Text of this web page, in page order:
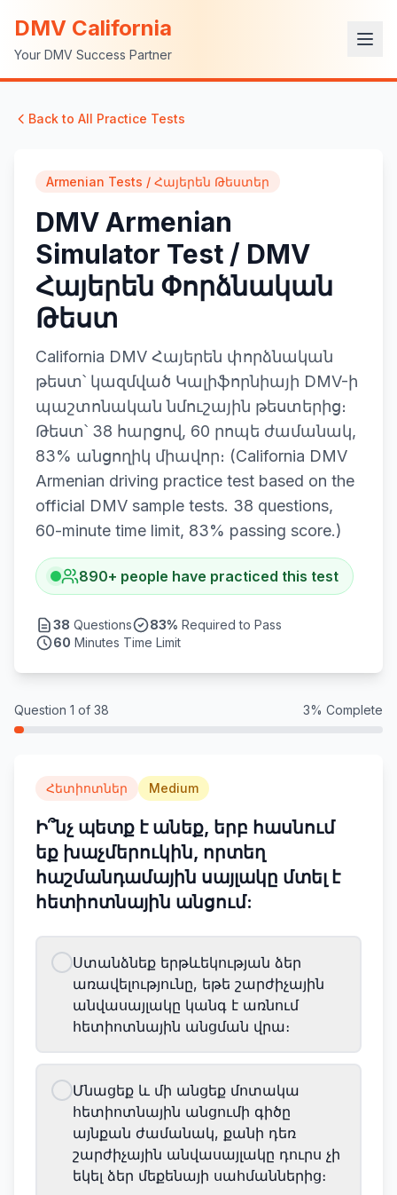
DMV California
Your DMV Success Partner
Back to All Practice Tests
Armenian Tests / Հայերեն Թեստեր
DMV Armenian
Simulator Test / DMV
Հայերեն Փորձնական
Թեստ
California DMV Հայերեն փորձնական
թեստ՝ կազմված Կալիֆորնիայի DMV-ի
պաշտոնական նմուշային թեստերից։
Թեստ՝ 38 հարցով, 60 րոպե ժամանակ,
83% անցողիկ միավոր։ (California DMV
Armenian driving practice test based on the
official DMV sample tests. 38 questions,
60-minute time limit, 83% passing score.)
890+ people have practiced this test
38 Questions 83% Required to Pass
60 Minutes Time Limit
Question 1 of 38 3% Complete
Հետիոտներ Medium
Ի՞նչ պետք է անեք, երբ հասնում
եք խաչմերուկին, որտեղ
հաշմանդամային սայլակը մտել է
հետիոտնային անցում:
Ստանձնեք երթևեկության ձեր
առավելությունը, եթե շարժիչային
անվասայլակը կանգ է առնում
հետիոտնային անցման վրա։
Մնացեք և մի անցեք մոտակա
հետիոտնային անցումի գիծը
այնքան ժամանակ, քանի դեռ
շարժիչային անվասայլակը դուրս չի
եկել ձեր մեքենայի սահմաններից։